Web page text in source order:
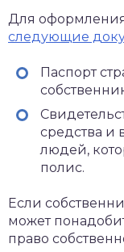
Для
следующие
Паспорт
средства и
людей,
полис.
Если
может
право